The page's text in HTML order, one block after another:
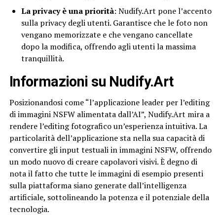
La privacy è una priorità: Nudify.Art pone l’accento
sulla privacy degli utenti. Garantisce che le foto non
vengano memorizzate e che vengano cancellate
dopo la modifica, offrendo agli utenti la massima
tranquillità.
Informazioni su Nudify.Art
Posizionandosi come “l’applicazione leader per l’editing
di immagini NSFW alimentata dall’AI”, Nudify.Art mira a
rendere l’editing fotografico un’esperienza intuitiva. La
particolarità dell’applicazione sta nella sua capacità di
convertire gli input testuali in immagini NSFW, offrendo
un modo nuovo di creare capolavori visivi. È degno di
nota il fatto che tutte le immagini di esempio presenti
sulla piattaforma siano generate dall’intelligenza
artificiale, sottolineando la potenza e il potenziale della
tecnologia.